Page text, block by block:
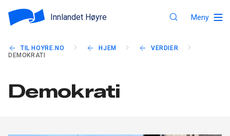
Innlandet Høyre Meny
TIL HOYRE.NO HJEM
VERDIER
DEMOKRATI
Demokrati